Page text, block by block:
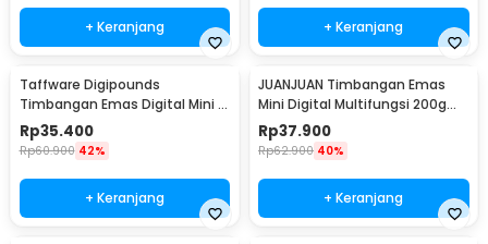
+ Keranjang + Keranjang
Taffware Digipounds
Timbangan Emas Digital Mini 7
Units 0.01g 500g - CX-88
Rp35.400
Rp60.900 42%
+ Keranjang
JUANJUAN Timbangan Emas
Mini Digital Multifungsi 200g
0.01g - ATP136
Rp37.900
Rp62.900 40%
+ Keranjang